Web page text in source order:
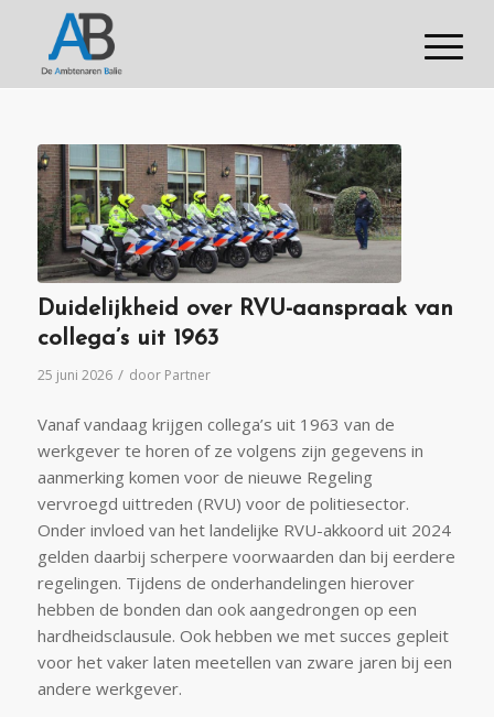
Duidelijkheid over RVU-aanspraak van
collega’s uit 1963
25 juni 2026 / door Partner
Vanaf vandaag krijgen collega’s uit 1963 van de
werkgever te horen of ze volgens zijn gegevens in
aanmerking komen voor de nieuwe Regeling
vervroegd uittreden (RVU) voor de politiesector.
Onder invloed van het landelijke RVU-akkoord uit 2024
gelden daarbij scherpere voorwaarden dan bij eerdere
regelingen. Tijdens de onderhandelingen hierover
hebben de bonden dan ook aangedrongen op een
hardheidsclausule. Ook hebben we met succes gepleit
voor het vaker laten meetellen van zware jaren bij een
andere werkgever.